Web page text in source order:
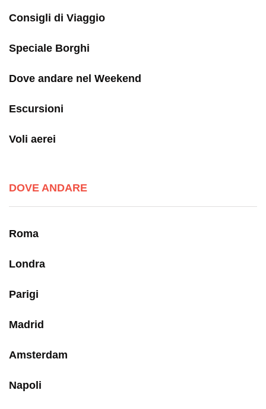
Consigli di Viaggio
Speciale Borghi
Dove andare nel Weekend
Escursioni
Voli aerei
DOVE ANDARE
Roma
Londra
Parigi
Madrid
Amsterdam
Napoli